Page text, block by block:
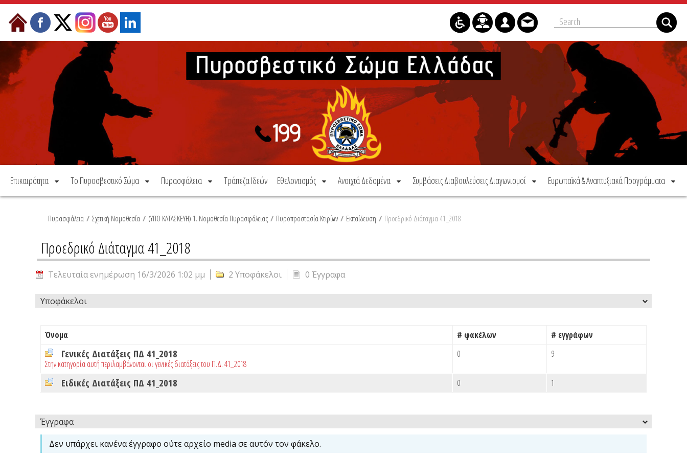
Μετάβαση στο περιεχόμενο
Επικαιρότητα Το Πυροσβεστικό Σώμα Πυρασφάλεια Τράπεζα Ιδεών Εθελοντισμός Ανοιχτά Δεδομένα Συμβάσεις Διαβουλεύσεις Διαγωνισμοί Ευρωπαϊκά & Αναπτυξιακά Προγράμματα
Πυρασφάλεια / Σχετική Νομοθεσία / (ΥΠΟ ΚΑΤΑΣΚΕΥΗ) 1. Νομοθεσία Πυρασφάλειας / Πυροπροστασία Κτιρίων / Εκπαίδευση / Προεδρικό Διάταγμα 41_2018
Προεδρικό Διάταγμα 41_2018
Τελευταία ενημέρωση 16/3/2026 1:02 μμ 2 Υποφάκελοι 0 Έγγραφα
Υποφάκελοι
Όνομα # φακέλων # εγγράφων
Γενικές Διατάξεις ΠΔ 41_2018
Στην κατηγορία αυτή περιλαμβάνονται οι γενικές διατάξεις του Π.Δ. 41_2018
0 9
Ειδικές Διατάξεις ΠΔ 41_2018 0 1
Έγγραφα
Δεν υπάρχει κανένα έγγραφο ούτε αρχείο media σε αυτόν τον φάκελο.